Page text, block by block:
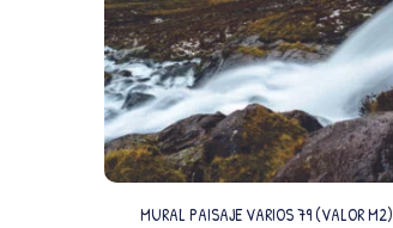
MURAL PAISAJE VARIOS 79 (VALOR M2)